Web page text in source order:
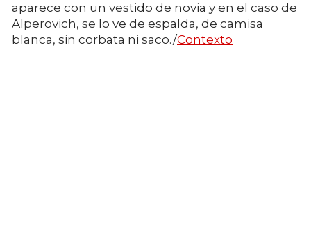
aparece con un vestido de novia y en el caso de
Alperovich, se lo ve de espalda, de camisa
blanca, sin corbata ni saco./Contexto